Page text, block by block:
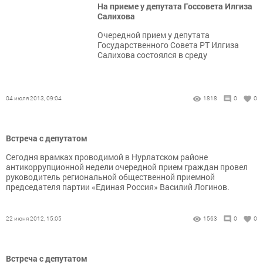
На приеме у депутата Госсовета Илгиза
Салихова
Очередной прием у депутата
Государственного Совета РТ Илгиза
Салихова состоялся в среду
04 июля 2013, 09:04 1818 0 0
Встреча с депутатом
Сегодня врамках проводимой в Нурлатском районе
антикоррупционной недели очередной прием граждан провел
руководитель региональной общественной приемной
председателя партии «Единая Россия» Василий Логинов.
22 июня 2012, 15:05 1563 0 0
Встреча с депутатом